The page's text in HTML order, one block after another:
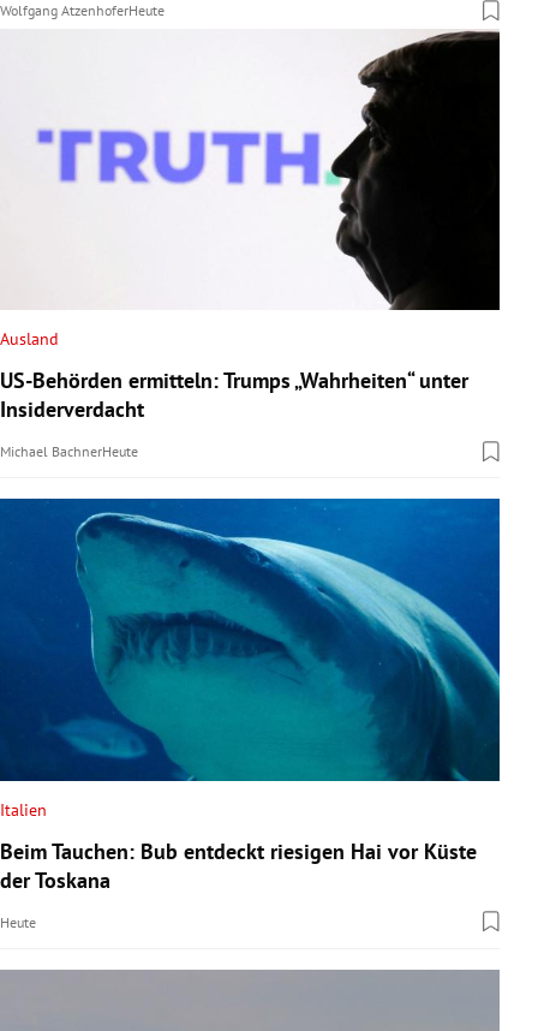
Wolfgang AtzenhoferHeute
Ausland
US-Behörden ermitteln: Trumps „Wahrheiten“ unter
Insiderverdacht
Michael BachnerHeute
Italien
Beim Tauchen: Bub entdeckt riesigen Hai vor Küste
der Toskana
Heute